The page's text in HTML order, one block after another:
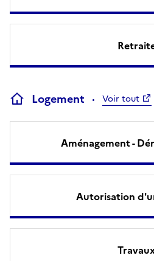
Logement Voir tout
Aménagement -
Autorisation